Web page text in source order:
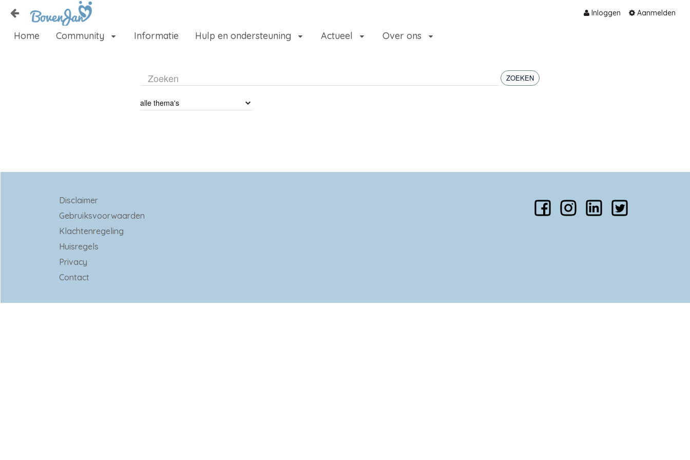
Naar content
Inloggen Aanmelden
Home
Home Community Informatie Hulp en ondersteuning Actueel Over ons
ZOEKEN
Disclaimer
Gebruiksvoorwaarden
Klachtenregeling
Huisregels
Privacy
Contact